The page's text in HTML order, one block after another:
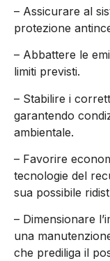
– Assicurare al
protezione
– Abbattere le
limiti previsti.
– Stabilire i
garantendo
ambientale.
– Favorire
tecnologie del
sua possibile
– Dimensionare
una
che prediliga il